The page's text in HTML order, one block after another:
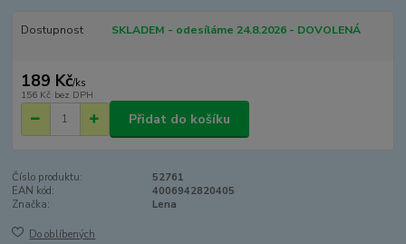
Dostupnost SKLADEM - odesíláme 24.8.2026 - DOVOLENÁ
189 Kč/ks
156 Kč bez DPH
Přidat do košíku
Číslo produktu:
52761
EAN kód:
4006942820405
Značka:
Lena
Do oblíbených